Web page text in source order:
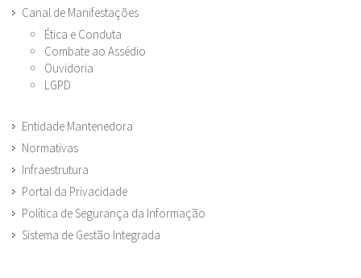
Canal de Manifestações
Ética e Conduta
Combate ao Assédio
Ouvidoria
LGPD
Entidade Mantenedora
Normativas
Infraestrutura
Portal da Privacidade
Política de Segurança da Informação
Sistema de Gestão Integrada